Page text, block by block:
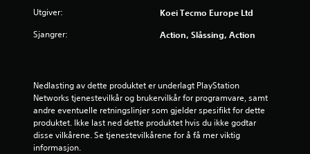
6
s
j
e
Utgiver: Koei Tecmo Europe Ltd
Sjangrer: Action, Slåssing, Action
Nedlasting av dette produktet er underlagt PlayStation
Networks tjenestevilkår og brukervilkår for programvare, samt
andre eventuelle retningslinjer som gjelder spesifikt for dette
produktet. Ikke last ned dette produktet hvis du ikke godtar
disse vilkårene. Se tjenestevilkårene for å få mer viktig
informasjon.